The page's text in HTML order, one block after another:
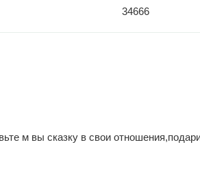
34666
м вы сказку в свои